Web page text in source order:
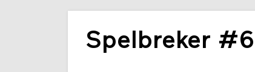
Spelbreker